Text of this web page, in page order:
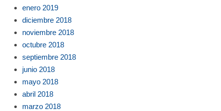
enero 2019
diciembre 2018
noviembre 2018
octubre 2018
septiembre 2018
junio 2018
mayo 2018
abril 2018
marzo 2018